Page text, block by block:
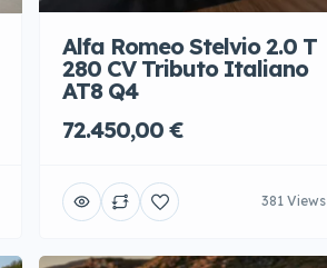
Alfa Romeo Stelvio 2.0 T
280 CV Tributo Italiano
AT8 Q4
72.450,00 €
381 Views